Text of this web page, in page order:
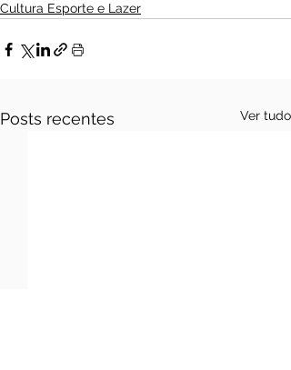
Cultura Esporte e Lazer
Posts recentes Ver tudo